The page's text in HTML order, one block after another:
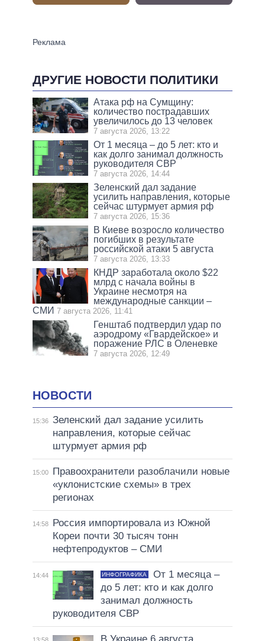
ДРУГИЕ НОВОСТИ ПОЛИТИКИ
Атака рф на Сумщину:
количество пострадавших
увеличилось до 13 человек
7 августа 2026, 13:22
От 1 месяца – до 5 лет: кто и
как долго занимал должность
руководителя СВР
7 августа 2026, 14:44
Зеленский дал задание
усилить направления, которые
сейчас штурмует армия рф
7 августа 2026, 15:36
В Киеве возросло количество
погибших в результате
российской атаки 5 августа
7 августа 2026, 13:33
КНДР заработала около $22
млрд с начала войны в
Украине несмотря на
международные санкции –
СМИ 7 августа 2026, 11:41
Генштаб подтвердил удар по
аэродрому «Гвардейское» и
поражение РЛС в Оленевке
7 августа 2026, 12:49
НОВОСТИ
15:36 Зеленский дал задание усилить
направления, которые сейчас
штурмует армия рф
15:00
Правоохранители разоблачили новые
«уклонистские схемы» в трех
регионах
14:58
Россия импортировала из Южной
Кореи почти 30 тысяч тонн
нефтепродуктов – СМИ
14:44 ИНФОГРАФИКА
От 1 месяца –
до 5 лет: кто и как долго
занимал должность
руководителя СВР